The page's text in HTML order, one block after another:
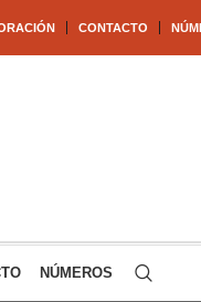
CONTACTO
NÚMEROS